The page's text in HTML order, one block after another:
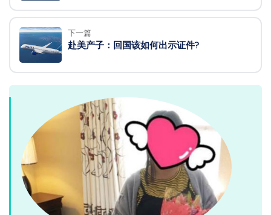
下一篇
赴美产子：回国该如何出示证件?